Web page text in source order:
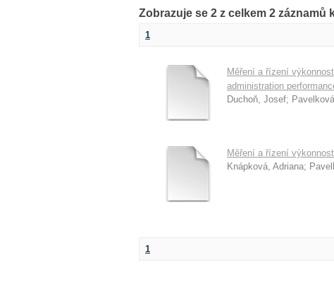
Zobrazuje se 2 z celkem 2
1
Měření a řízení
administration
Duchoň, Josef;
Měření a řízení
Knápková, Adriana;
1